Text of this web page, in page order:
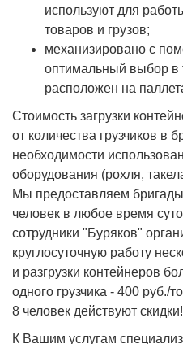
используют для
товаров и грузов;
механизировано с
оптимальный выбор в
расположен на
Стоимость загрузки
от количества грузчиков в
необходимости
оборудования (рохля,
Мы предоставляем бригады
человек в любое время
сотрудники "Буряков"
круглосуточную работу
и разгрузки контейнеров
одного грузчика - 400 руб./
8 человек действуют скидки!
К Вашим услугам